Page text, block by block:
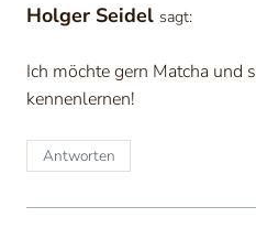
Holger Seidel sagt:
Ich möchte gern Matcha und
kennenlernen!
Antworten